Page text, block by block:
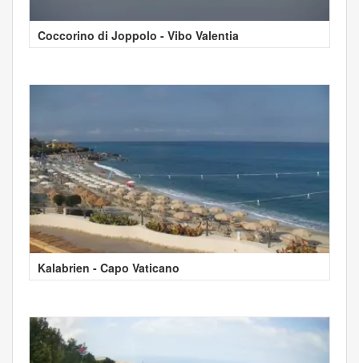
Coccorino di Joppolo - Vibo Valentia
Kalabrien - Capo Vaticano